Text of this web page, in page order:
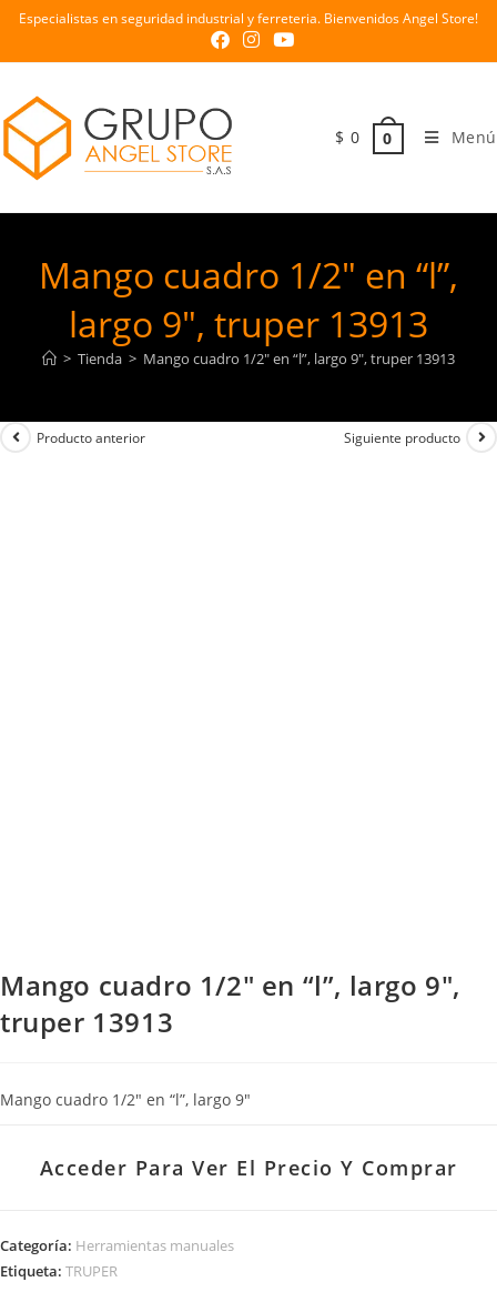
Especialistas en seguridad industrial y ferreteria. Bienvenidos Angel Store!
$ 0 0 Menú
Mango cuadro 1/2″ en “l”,
largo 9″, truper 13913
> Tienda > Mango cuadro 1/2″ en “l”, largo 9″, truper 13913
Producto anterior Siguiente producto
Mango cuadro 1/2″ en “l”, largo 9″,
truper 13913
Mango cuadro 1/2″ en “l”, largo 9″
Acceder Para Ver El Precio Y Comprar
Categoría: Herramientas manuales
Etiqueta: TRUPER